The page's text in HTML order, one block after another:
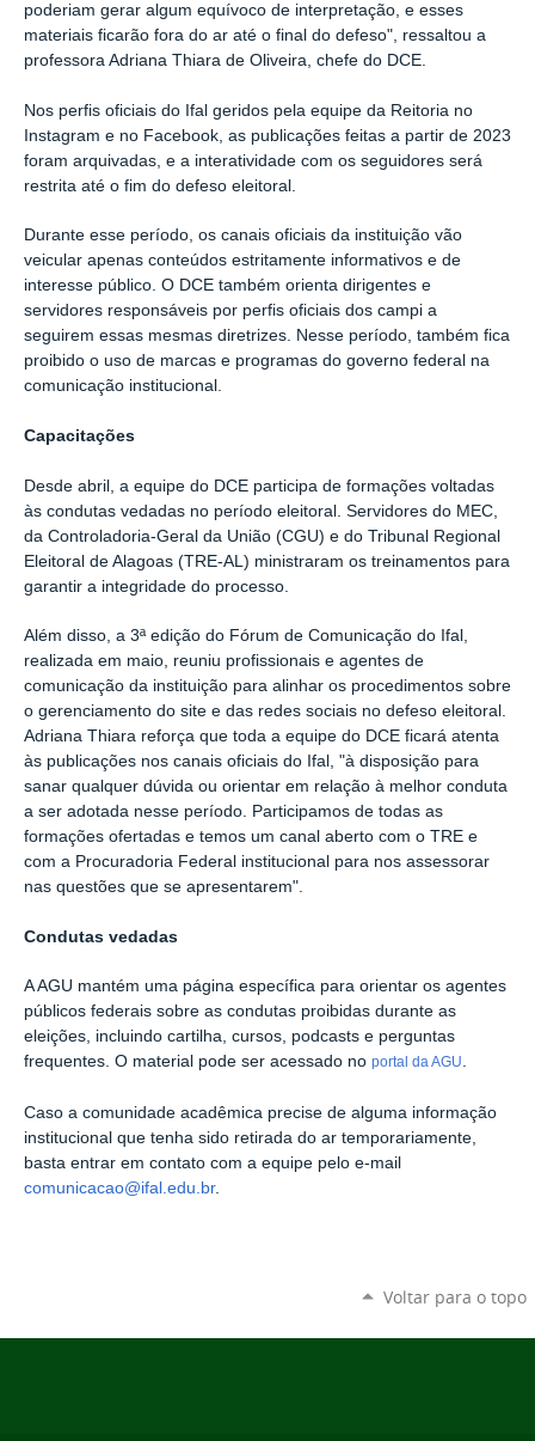
poderiam gerar algum equívoco de interpretação, e esses
materiais ficarão fora do ar até o final do defeso", ressaltou a
professora Adriana Thiara de Oliveira, chefe do DCE.
Nos perfis oficiais do Ifal geridos pela equipe da Reitoria no
Instagram e no Facebook, as publicações feitas a partir de 2023
foram arquivadas, e a interatividade com os seguidores será
restrita até o fim do defeso eleitoral.
Durante esse período, os canais oficiais da instituição vão
veicular apenas conteúdos estritamente informativos e de
interesse público. O DCE também orienta dirigentes e
servidores responsáveis por perfis oficiais dos campi a
seguirem essas mesmas diretrizes. Nesse período, também fica
proibido o uso de marcas e programas do governo federal na
comunicação institucional.
Capacitações
Desde abril, a equipe do DCE participa de formações voltadas
às condutas vedadas no período eleitoral. Servidores do MEC,
da Controladoria-Geral da União (CGU) e do Tribunal Regional
Eleitoral de Alagoas (TRE-AL) ministraram os treinamentos para
garantir a integridade do processo.
Além disso, a 3ª edição do Fórum de Comunicação do Ifal,
realizada em maio, reuniu profissionais e agentes de
comunicação da instituição para alinhar os procedimentos sobre
o gerenciamento do site e das redes sociais no defeso eleitoral.
Adriana Thiara reforça que toda a equipe do DCE ficará atenta
às publicações nos canais oficiais do Ifal, "à disposição para
sanar qualquer dúvida ou orientar em relação à melhor conduta
a ser adotada nesse período. Participamos de todas as
formações ofertadas e temos um canal aberto com o TRE e
com a Procuradoria Federal institucional para nos assessorar
nas questões que se apresentarem".
Condutas vedadas
A AGU mantém uma página específica para orientar os agentes
públicos federais sobre as condutas proibidas durante as
eleições, incluindo cartilha, cursos, podcasts e perguntas
frequentes. O material pode ser acessado no portal da AGU.
Caso a comunidade acadêmica precise de alguma informação
institucional que tenha sido retirada do ar temporariamente,
basta entrar em contato com a equipe pelo e-mail
comunicacao@ifal.edu.br.
Voltar para o topo